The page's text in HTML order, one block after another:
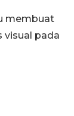
membuat
visual pada